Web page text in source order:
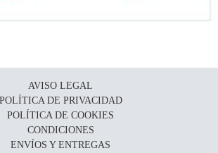
AVISO LEGAL
POLÍTICA DE PRIVACIDAD
POLÍTICA DE COOKIES
CONDICIONES
ENVÍOS Y ENTREGAS